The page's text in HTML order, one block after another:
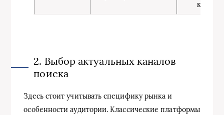
2. Выбор актуальных каналов
поиска
Здесь стоит учитывать специфику рынка и
особенности аудитории. Классические платформы